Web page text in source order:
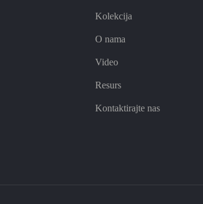
Kolekcija
O nama
Video
Resurs
Kontaktirajte nas